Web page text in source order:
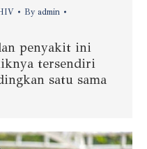
By admin
penyakit ini
tersendiri
satu sama